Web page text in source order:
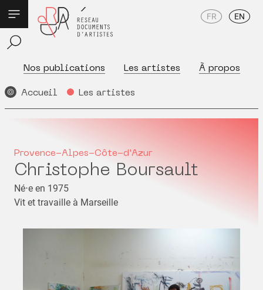
Nos publications Les artistes À propos
FR EN
Accueil Les artistes
Provence-Alpes-Côte-d'Azur
Christophe Boursault
Né⋅e en 1975
Vit et travaille à Marseille